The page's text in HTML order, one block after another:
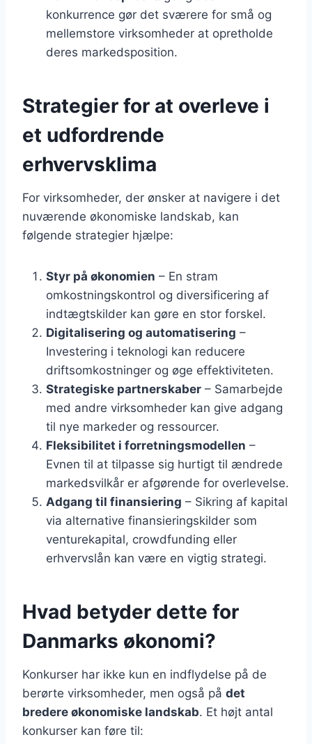
konkurrence gør det sværere for små og
mellemstore virksomheder at opretholde
deres markedsposition.
Strategier for at overleve i
et udfordrende
erhvervsklima
For virksomheder, der ønsker at navigere i det
nuværende økonomiske landskab, kan
følgende strategier hjælpe:
Styr på økonomien – En stram
omkostningskontrol og diversificering af
indtægtskilder kan gøre en stor forskel.
Digitalisering og automatisering –
Investering i teknologi kan reducere
driftsomkostninger og øge effektiviteten.
Strategiske partnerskaber – Samarbejde
med andre virksomheder kan give adgang
til nye markeder og ressourcer.
Fleksibilitet i forretningsmodellen –
Evnen til at tilpasse sig hurtigt til ændrede
markedsvilkår er afgørende for overlevelse.
Adgang til finansiering – Sikring af kapital
via alternative finansieringskilder som
venturekapital, crowdfunding eller
erhvervslån kan være en vigtig strategi.
Hvad betyder dette for
Danmarks økonomi?
Konkurser har ikke kun en indflydelse på de
berørte virksomheder, men også på det
bredere økonomiske landskab. Et højt antal
konkurser kan føre til: